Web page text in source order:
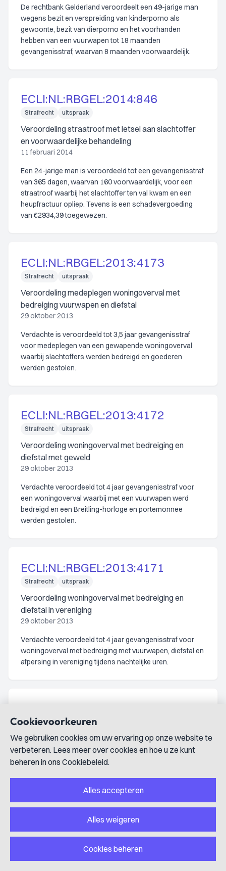
De rechtbank Gelderland veroordeelt een 49-jarige man
wegens bezit en verspreiding van kinderporno als
gewoonte, bezit van dierporno en het voorhanden
hebben van een vuurwapen tot 18 maanden
gevangenisstraf, waarvan 8 maanden voorwaardelijk.
ECLI:NL:RBGEL:2014:846
Strafrecht uitspraak
Veroordeling straatroof met letsel aan slachtoffer
en voorwaardelijke behandeling
11 februari 2014
Een 24-jarige man is veroordeeld tot een gevangenisstraf
van 365 dagen, waarvan 160 voorwaardelijk, voor een
straatroof waarbij het slachtoffer ten val kwam en een
heupfractuur opliep. Tevens is een schadevergoeding
van €2934,39 toegewezen.
ECLI:NL:RBGEL:2013:4173
Strafrecht uitspraak
Veroordeling medeplegen woningoverval met
bedreiging vuurwapen en diefstal
29 oktober 2013
Verdachte is veroordeeld tot 3,5 jaar gevangenisstraf
voor medeplegen van een gewapende woningoverval
waarbij slachtoffers werden bedreigd en goederen
werden gestolen.
ECLI:NL:RBGEL:2013:4172
Strafrecht uitspraak
Veroordeling woningoverval met bedreiging en
diefstal met geweld
29 oktober 2013
Verdachte veroordeeld tot 4 jaar gevangenisstraf voor
een woningoverval waarbij met een vuurwapen werd
bedreigd en een Breitling-horloge en portemonnee
werden gestolen.
ECLI:NL:RBGEL:2013:4171
Strafrecht uitspraak
Veroordeling woningoverval met bedreiging en
diefstal in vereniging
29 oktober 2013
Verdachte veroordeeld tot 4 jaar gevangenisstraf voor
woningoverval met bedreiging met vuurwapen, diefstal en
afpersing in vereniging tijdens nachtelijke uren.
Strafrecht uitspraak
Veroordeling woningoverval met diefstal en
afpersing onder bedreiging met vuurwapen
29 oktober 2013
Verdachte veroordeeld tot 4 jaar gevangenisstraf voor
woningoverval waarbij onder bedreiging met een
vuurwapen een horloge en portemonnee werden
gestolen. Ook is schadevergoeding aan slachtoffers
Cookievoorkeuren
We gebruiken cookies om uw ervaring op onze website te
verbeteren. Lees meer over cookies en hoe u ze kunt
beheren in ons Cookiebeleid.
Alles accepteren
Alles weigeren
Cookies beheren